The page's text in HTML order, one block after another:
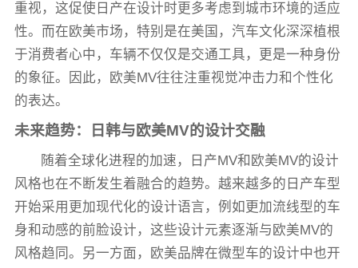
重视，这促使日产在设计时更多考虑到城市环境的适应
性。而在欧美市场，特别是在美国，汽车文化深深植根
于消费者心中，车辆不仅仅是交通工具，更是一种身份
的象征。因此，欧美MV往往注重视觉冲击力和个性化
的表达。
未来趋势：日韩与欧美MV的设计交融
随着全球化进程的加速，日产MV和欧美MV的设计
风格也在不断发生着融合的趋势。越来越多的日产车型
开始采用更加现代化的设计语言，例如更加流线型的车
身和动感的前脸设计，这些设计元素逐渐与欧美MV的
风格趋同。另一方面，欧美品牌在微型车的设计中也开